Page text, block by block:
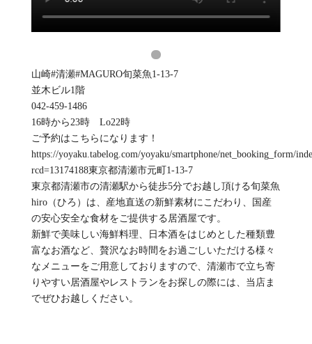
山崎#清瀬#MAGURO旬菜魚1-13-7
並木ビル1階
042-459-1486
16時から23時 Lo22時
ご予約はこちらになります！
https://yoyaku.tabelog.com/yoyaku/smartphone/net_booking_form/
rcd=13174188東京都清瀬市元町1-13-7
東京都清瀬市の清瀬駅から徒歩5分でお越し頂ける旬菜魚
hiro（ひろ）は、産地直送の新鮮素材にこだわり、国産
の安心安全な食材をご提供する居酒屋です。
新鮮で美味しい海鮮料理、日本酒をはじめとした種類豊
富なお酒など、贅沢なお時間をお過ごしいただける様々
なメニューをご用意しておりますので、清瀬市で立ち寄
りやすい居酒屋やレストランをお探しの際には、当店ま
でぜひお越しください。